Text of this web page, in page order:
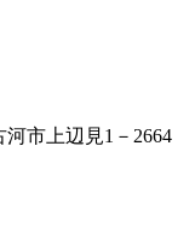
河市上辺見1－2664